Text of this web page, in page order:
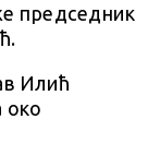
председник
Илић
око